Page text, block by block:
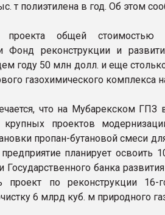
т полиэтилена в год. Об этом
проекта общей
Фонд реконструкции и
году 50 млн долл. и еще
газохимического комплекса
что на Мубарекском ГПЗ
крупных проектов
пропан-бутановой смеси
планирует освоить
Государственного банка
проект по реконструкции
6 млрд куб. м природного